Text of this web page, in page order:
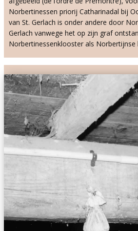
Norbertinessen priorij Catharinadal bij
van St. Gerlach is onder andere door
Gerlach vanwege het op zijn graf
Norbertinessenklooster als Norbertijnse